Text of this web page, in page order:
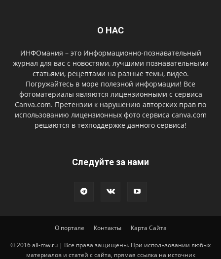
О НАС
ИНФОмания – это Информационно-познавательный
журнал для вас с новостями, лучшими познавательными
статьями, рецептами на разные темы, видео.
Погружайтесь в море полезной информации! Все
фотоматериалы являются лицензионными с сервиса
Canva.com. Претензии к нарушению авторских прав по
использованию лицензионных фото сервиса canva.com
решаются в техподдержке данного сервиса!
Следуйте за нами
О портале Контакты Карта Сайта
© 2016 all-mw.ru | Все права защищены. При использовании любых
материалов и статей с сайта, прямая ссылка на источник